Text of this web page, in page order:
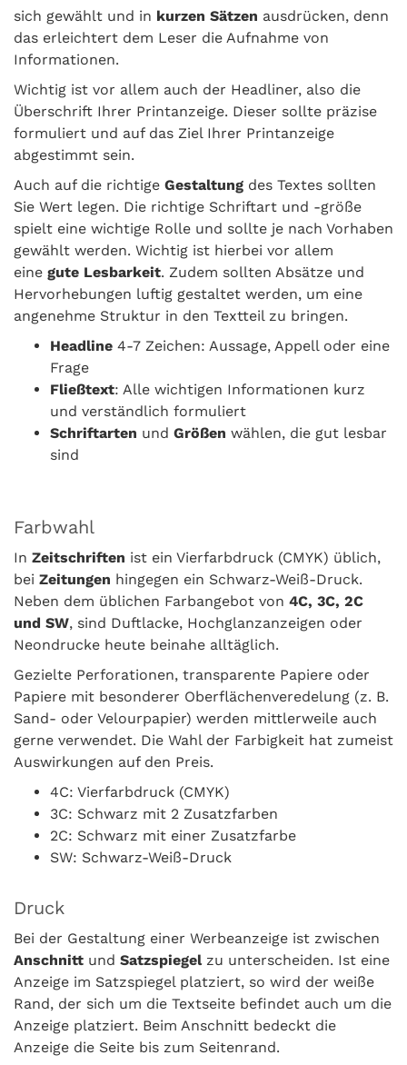
sich gewählt und in kurzen Sätzen ausdrücken, denn
das erleichtert dem Leser die Aufnahme von
Informationen.
Wichtig ist vor allem auch der Headliner, also die
Überschrift Ihrer Printanzeige. Dieser sollte präzise
formuliert und auf das Ziel Ihrer Printanzeige
abgestimmt sein.
Auch auf die richtige Gestaltung des Textes sollten
Sie Wert legen. Die richtige Schriftart und -größe
spielt eine wichtige Rolle und sollte je nach Vorhaben
gewählt werden. Wichtig ist hierbei vor allem
eine gute Lesbarkeit. Zudem sollten Absätze und
Hervorhebungen luftig gestaltet werden, um eine
angenehme Struktur in den Textteil zu bringen.
Headline 4-7 Zeichen: Aussage, Appell oder eine
Frage
Fließtext: Alle wichtigen Informationen kurz
und verständlich formuliert
Schriftarten und Größen wählen, die gut lesbar
sind
Farbwahl
In Zeitschriften ist ein Vierfarbdruck (CMYK) üblich,
bei Zeitungen hingegen ein Schwarz-Weiß-Druck.
Neben dem üblichen Farbangebot von 4C, 3C, 2C
und SW, sind Duftlacke, Hochglanzanzeigen oder
Neondrucke heute beinahe alltäglich.
Gezielte Perforationen, transparente Papiere oder
Papiere mit besonderer Oberflächenveredelung (z. B.
Sand- oder Velourpapier) werden mittlerweile auch
gerne verwendet. Die Wahl der Farbigkeit hat zumeist
Auswirkungen auf den Preis.
4C: Vierfarbdruck (CMYK)
3C: Schwarz mit 2 Zusatzfarben
2C: Schwarz mit einer Zusatzfarbe
SW: Schwarz-Weiß-Druck
Druck
Bei der Gestaltung einer Werbeanzeige ist zwischen
Anschnitt und Satzspiegel zu unterscheiden. Ist eine
Anzeige im Satzspiegel platziert, so wird der weiße
Rand, der sich um die Textseite befindet auch um die
Anzeige platziert. Beim Anschnitt bedeckt die
Anzeige die Seite bis zum Seitenrand.